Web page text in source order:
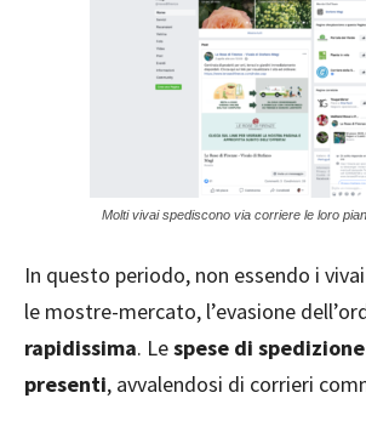
Molti vivai spediscono via corriere le loro
In questo periodo, non essendo i
le mostre-mercato, l’evasione
rapidissima. Lespese di
presenti, avvalendosi di corrieri